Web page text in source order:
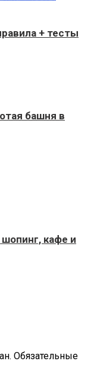
+ тесты
башня в
кафе и
Обязательные